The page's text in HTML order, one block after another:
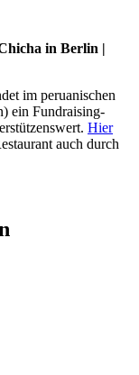
in Berlin |
im peruanischen
ein Fundraising-
Hier
auch durch